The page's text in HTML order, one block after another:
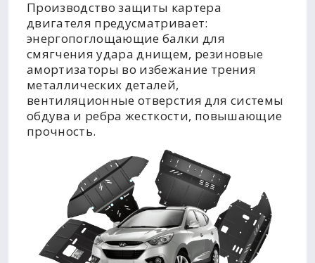
Производство защиты картера
двигателя предусматривает:
энергопоглощающие балки для
смягчения удара днищем, резиновые
амортизаторы во избежание трения
металлических деталей,
вентиляционные отверстия для системы
обдува и ребра жесткости, повышающие
прочность.